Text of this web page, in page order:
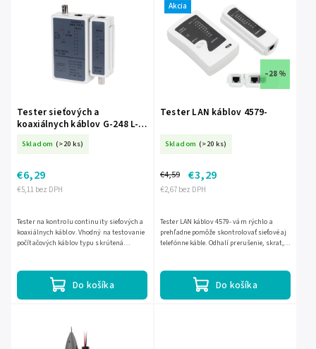
Abecedne
Tester sieťových a
koaxiálnych káblov G-248 L-
Skladom (>20 ks)
€5,11 bez DPH
€6,29
Do košíka
Tester na kontrolu continuity sieťových a
koaxiálnych káblov. Vhodný na testovanie
počítačových káblov typu skrútená
Akcia
–28 %
Tester LAN káblov 4579-
Skladom (>20 ks)
€2,67 bez DPH
€4,59 €3,29
Do košíka
Tester LAN káblov 4579- vám rýchlo a
prehľadne pomôže skontrolovať sieťové aj
telefónne káble. Odhalí prerušenie, skrat,